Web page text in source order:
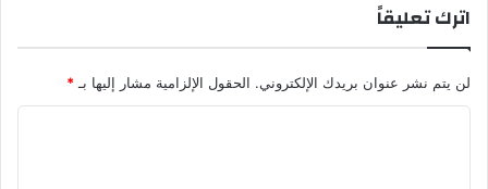
اترك تعليقاً
لن يتم نشر عنوان بريدك الإلكتروني. الحقول الإلزامية مشار إليها بـ*